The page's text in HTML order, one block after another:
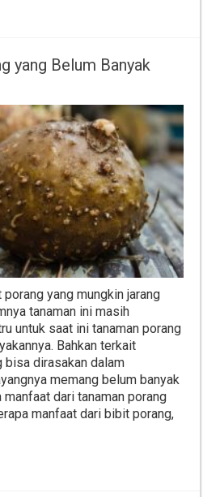
yang Belum Banyak
yang mungkin jarang
tanaman ini masih
untuk saat ini tanaman porang
Bahkan terkait
bisa dirasakan dalam
memang belum banyak
dari tanaman porang
manfaat dari bibit porang,